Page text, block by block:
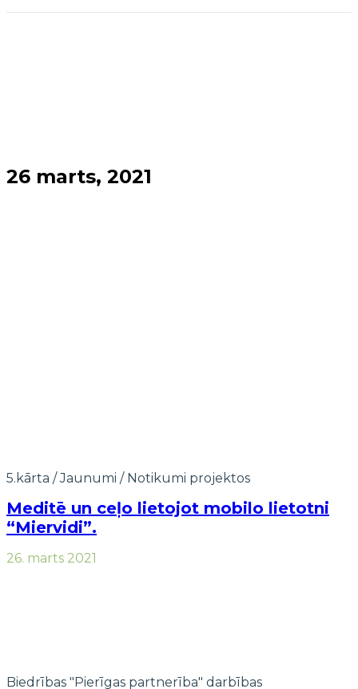
26 marts, 2021
5.kārta /Jaunumi / Notikumi projektos
Meditē un ceļo lietojot mobilo lietotni
“Miervidi”.
26. marts 2021
Biedrības "Pierīgas partnerība" darbības